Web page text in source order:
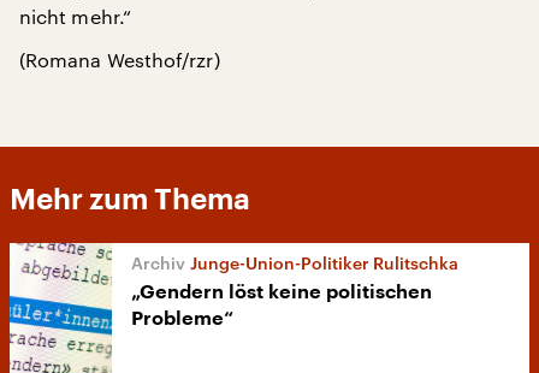
nicht mehr.“
(Romana Westhof/rzr)
Mehr zum Thema
Junge-Union-Politiker Rulitschka
„Gendern löst keine politischen
Probleme“